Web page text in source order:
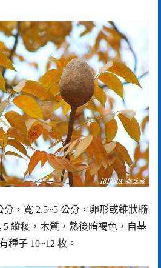
分，寬 2.5~5 公分，卵形或錐狀橢
5 縱稜，木質，熟後暗褐色，自基
種子 10~12 枚。